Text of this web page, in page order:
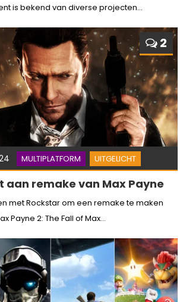
is bekend van diverse projecten...
2
MULTIPLATFORM UITGELICHT
aan remake van Max Payne
met Rockstar om een remake te maken
Payne 2: The Fall of Max...